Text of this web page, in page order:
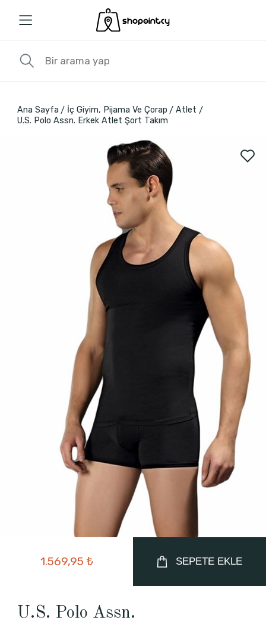
Ana Sayfa İç Giyim, Pijama Ve Çorap
Atlet
U.S. Polo Assn. Erkek Atlet Şort Takım
1.569,95 ₺ SEPETE EKLE
U.S. Polo Assn.